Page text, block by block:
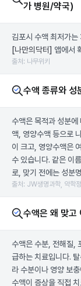
가 병원/약국)
김포시 수액 최저가
[나만의닥터] 앱에서
출처: 나무위키
수액 종류와 성
수액은 목적과 성분
액, 영양수액 등으로
이 크고, 영양수액은
수 있습니다. 같은 이
로, 맞기 전에는 성분
출처: JW생명과학, 약학
수액은 왜 맞고
수액은 수분, 전해질,
급하는 치료입니다.
라 수분이나 영양 보
수액이 증상을 직접